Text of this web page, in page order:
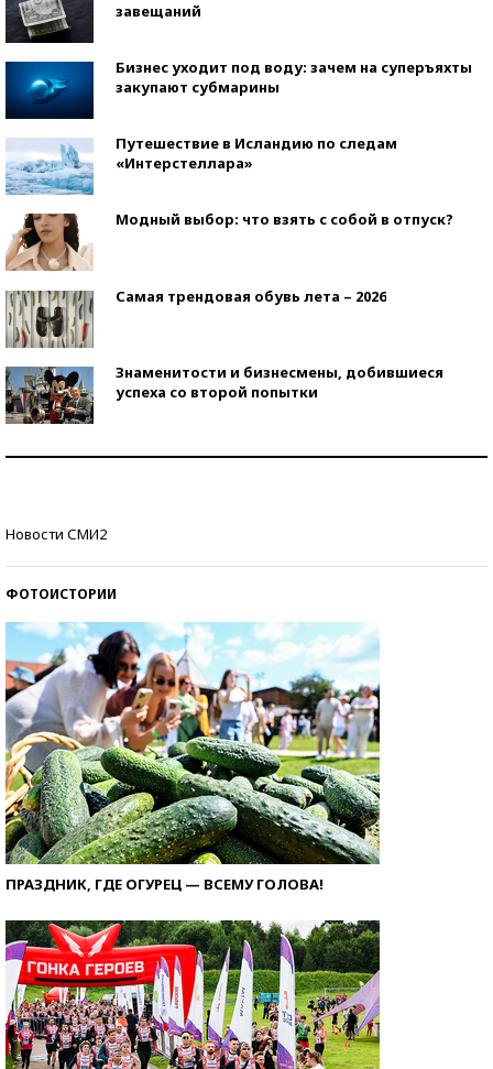
завещаний
Бизнес уходит под воду: зачем на суперъяхты
закупают субмарины
Путешествие в Исландию по следам
«Интерстеллара»
Модный выбор: что взять с собой в отпуск?
Самая трендовая обувь лета – 2026
Знаменитости и бизнесмены, добившиеся
успеха со второй попытки
Новости СМИ2
ФОТОИСТОРИИ
ПРАЗДНИК, ГДЕ ОГУРЕЦ — ВСЕМУ ГОЛОВА!